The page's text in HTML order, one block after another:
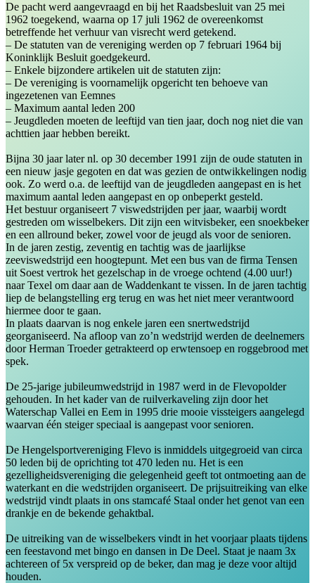
De pacht werd aangevraagd en bij het Raadsbesluit van 25 mei
1962 toegekend, waarna op 17 juli 1962 de overeenkomst
betreffende het verhuur van visrecht werd getekend.
– De statuten van de vereniging werden op 7 februari 1964 bij
Koninklijk Besluit goedgekeurd.
– Enkele bijzondere artikelen uit de statuten zijn:
– De vereniging is voornamelijk opgericht ten behoeve van
ingezetenen van Eemnes
– Maximum aantal leden 200
– Jeugdleden moeten de leeftijd van tien jaar, doch nog niet die van
achttien jaar hebben bereikt.
Bijna 30 jaar later nl. op 30 december 1991 zijn de oude statuten in
een nieuw jasje gegoten en dat was gezien de ontwikkelingen nodig
ook. Zo werd o.a. de leeftijd van de jeugdleden aangepast en is het
maximum aantal leden aangepast en op onbeperkt gesteld.
Het bestuur organiseert 7 viswedstrijden per jaar, waarbij wordt
gestreden om wisselbekers. Dit zijn een witvisbeker, een snoekbeker
en een allround beker, zowel voor de jeugd als voor de senioren.
In de jaren zestig, zeventig en tachtig was de jaarlijkse
zeeviswedstrijd een hoogtepunt. Met een bus van de firma Tensen
uit Soest vertrok het gezelschap in de vroege ochtend (4.00 uur!)
naar Texel om daar aan de Waddenkant te vissen. In de jaren tachtig
liep de belangstelling erg terug en was het niet meer verantwoord
hiermee door te gaan.
In plaats daarvan is nog enkele jaren een snertwedstrijd
georganiseerd. Na afloop van zo’n wedstrijd werden de deelnemers
door Herman Troeder getrakteerd op erwtensoep en roggebrood met
spek.
De 25-jarige jubileumwedstrijd in 1987 werd in de Flevopolder
gehouden. In het kader van de ruilverkaveling zijn door het
Waterschap Vallei en Eem in 1995 drie mooie vissteigers aangelegd
waarvan één steiger speciaal is aangepast voor senioren.
De Hengelsportvereniging Flevo is inmiddels uitgegroeid van circa
50 leden bij de oprichting tot 470 leden nu. Het is een
gezelligheidsvereniging die gelegenheid geeft tot ontmoeting aan de
waterkant en die wedstrijden organiseert. De prijsuitreiking van elke
wedstrijd vindt plaats in ons stamcafé Staal onder het genot van een
drankje en de bekende gehaktbal.
De uitreiking van de wisselbekers vindt in het voorjaar plaats tijdens
een feestavond met bingo en dansen in De Deel. Staat je naam 3x
achtereen of 5x verspreid op de beker, dan mag je deze voor altijd
houden.